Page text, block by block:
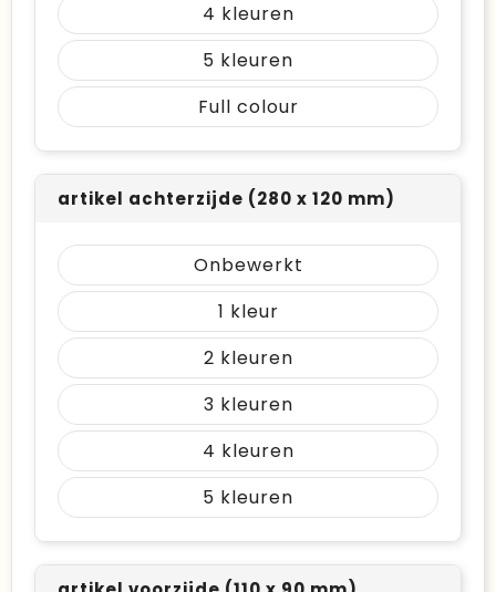
4
5
Full colour
artikel achterzijde (280 x 120 mm)
Onbewerkt
1
2
3
4
5